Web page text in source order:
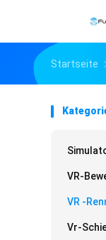
Startseite
VR-
VR -
Vr-